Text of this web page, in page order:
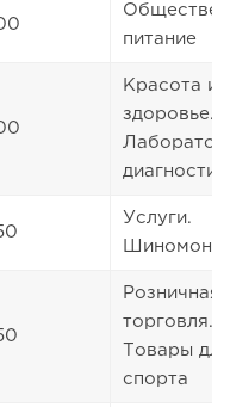
питание
Красота и
здоровье.
Услуги.
Розничная
торговля.
Товары для
спорта